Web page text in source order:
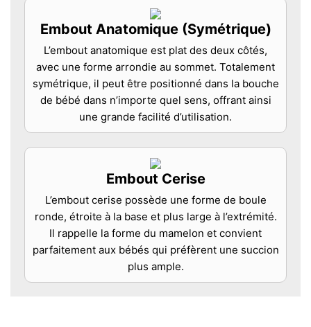
Embout Anatomique (Symétrique)
L’embout anatomique est plat des deux côtés,
avec une forme arrondie au sommet. Totalement
symétrique, il peut être positionné dans la bouche
de bébé dans n’importe quel sens, offrant ainsi
une grande facilité d’utilisation.
Embout Cerise
L’embout cerise possède une forme de boule
ronde, étroite à la base et plus large à l’extrémité.
Il rappelle la forme du mamelon et convient
parfaitement aux bébés qui préfèrent une succion
plus ample.